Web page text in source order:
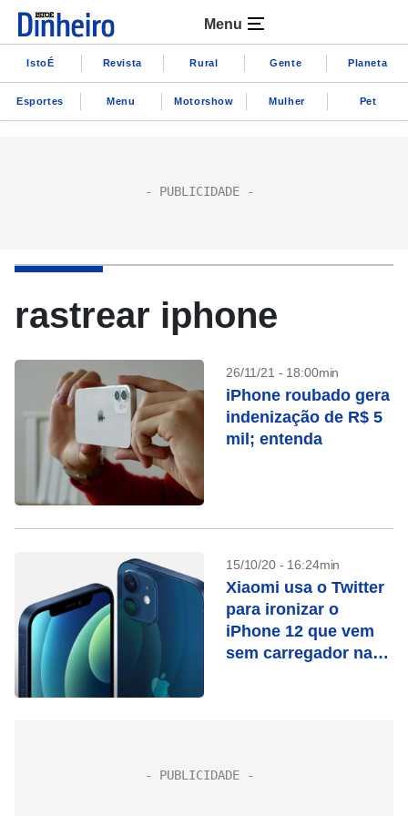
Menu
IstoÉ Revista Rural Gente Planeta
Esportes Menu Motorshow Mulher Pet
rastrear iphone
26/11/21 - 18:00min
iPhone roubado gera
indenização de R$ 5
mil; entenda
15/10/20 - 16:24min
Xiaomi usa o Twitter
para ironizar o
iPhone 12 que vem
sem carregador na